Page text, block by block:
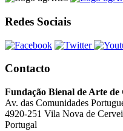
Redes Sociais
Contacto
Fundação Bienal de Arte de
Av. das Comunidades
4920-251 Vila Nova de
Portugal